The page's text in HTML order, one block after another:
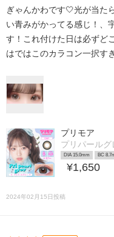
ぎゃんかわです🤍光が当た
い青みがかってる感じ！、
す！これ付けた日は必ずど
はではこのカラコン一択す
プリモア
プリパールグ
DIA 15.0mm BC
¥1,650
2024年02月15日投稿